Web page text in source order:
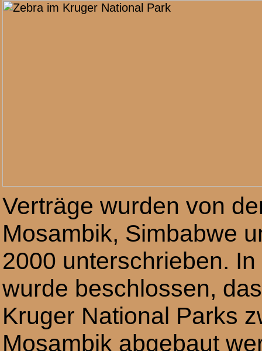
Verträge wurden von
Mosambik, Simbabwe
2000 unterschrieben.
wurde beschlossen,
Kruger National Parks
Mosambik abgebaut